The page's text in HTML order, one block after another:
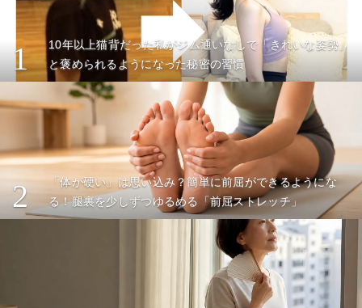
1
10年以上猫背だった私がジム通いなしで「きれいな姿勢」
と褒められるようになった秘密の習慣
2
「体が硬い」は思い込み？簡単に前屈ができるようにな
る！腿裏を少しずつゆるめる「前屈ストレッチ」